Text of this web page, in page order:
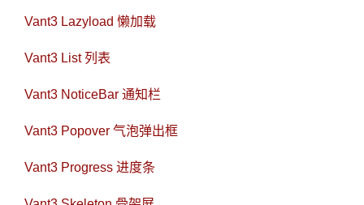
Vant3 Lazyload 懒加载
Vant3 List 列表
Vant3 NoticeBar 通知栏
Vant3 Popover 气泡弹出框
Vant3 Progress 进度条